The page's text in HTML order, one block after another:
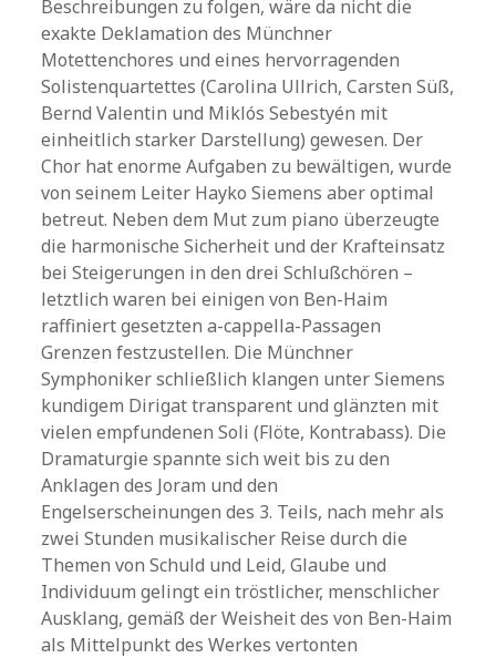
Beschreibungen zu folgen, wäre da nicht die
exakte Deklamation des Münchner
Motettenchores und eines hervorragenden
Solistenquartettes (Carolina Ullrich, Carsten Süß,
Bernd Valentin und Miklós Sebestyén mit
einheitlich starker Darstellung) gewesen. Der
Chor hat enorme Aufgaben zu bewältigen, wurde
von seinem Leiter Hayko Siemens aber optimal
betreut. Neben dem Mut zum piano überzeugte
die harmonische Sicherheit und der Krafteinsatz
bei Steigerungen in den drei Schlußchören –
letztlich waren bei einigen von Ben-Haim
raffiniert gesetzten a-cappella-Passagen
Grenzen festzustellen. Die Münchner
Symphoniker schließlich klangen unter Siemens
kundigem Dirigat transparent und glänzten mit
vielen empfundenen Soli (Flöte, Kontrabass). Die
Dramaturgie spannte sich weit bis zu den
Anklagen des Joram und den
Engelserscheinungen des 3. Teils, nach mehr als
zwei Stunden musikalischer Reise durch die
Themen von Schuld und Leid, Glaube und
Individuum gelingt ein tröstlicher, menschlicher
Ausklang, gemäß der Weisheit des von Ben-Haim
als Mittelpunkt des Werkes vertonten